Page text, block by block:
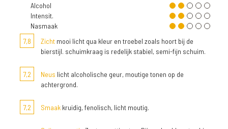
Alcohol
Intensit.
Nasmaak
7,8
Zicht mooi licht qua kleur en troebel zoals hoort bij de
bierstijl. schuimkraag is redelijk stabiel, semi-fijn schuim.
7,2 Neus licht alcoholische geur, moutige tonen op de
achtergrond.
7,2 Smaak kruidig, fenolisch, licht moutig.